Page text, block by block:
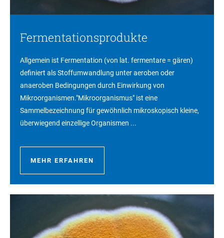
Fermentationsprodukte
Allgemein ist Fermentation (von lat. fermentare = gären)
definiert als Stoffumwandlung unter aeroben oder
anaeroben Bedingungen durch Einwirkung von
Mikroorganismen."Mikroorganismus" ist eine
Sammelbezeichnung für gewöhnlich mikroskopisch kleine,
überwiegend einzellige Organismen ...
MEHR ERFAHREN